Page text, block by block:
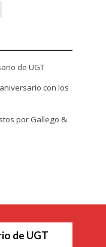
de UGT
con los
por Gallego &
de UGT